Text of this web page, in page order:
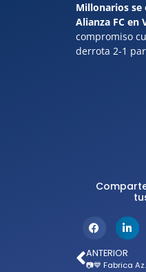
Millonarios
Alianza FC en
compromiso
derrota 2-1
ANTERIOR
📷💙 Fabrica